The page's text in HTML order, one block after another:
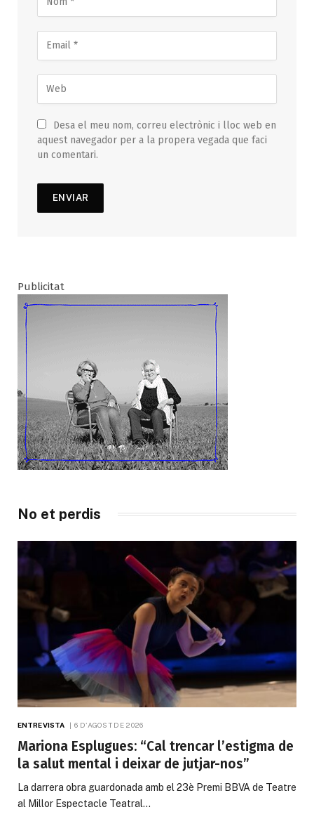
Desa el meu nom, correu electrònic i lloc web en
aquest navegador per a la propera vegada que faci
un comentari.
Publicitat
No et perdis
ENTREVISTA 6 D'AGOST DE 2026
Mariona Esplugues: “Cal trencar l’estigma de
la salut mental i deixar de jutjar-nos”
La darrera obra guardonada amb el 23è Premi BBVA de Teatre
al Millor Espectacle Teatral…